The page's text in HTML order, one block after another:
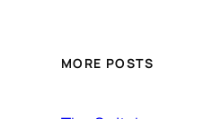
MORE POSTS